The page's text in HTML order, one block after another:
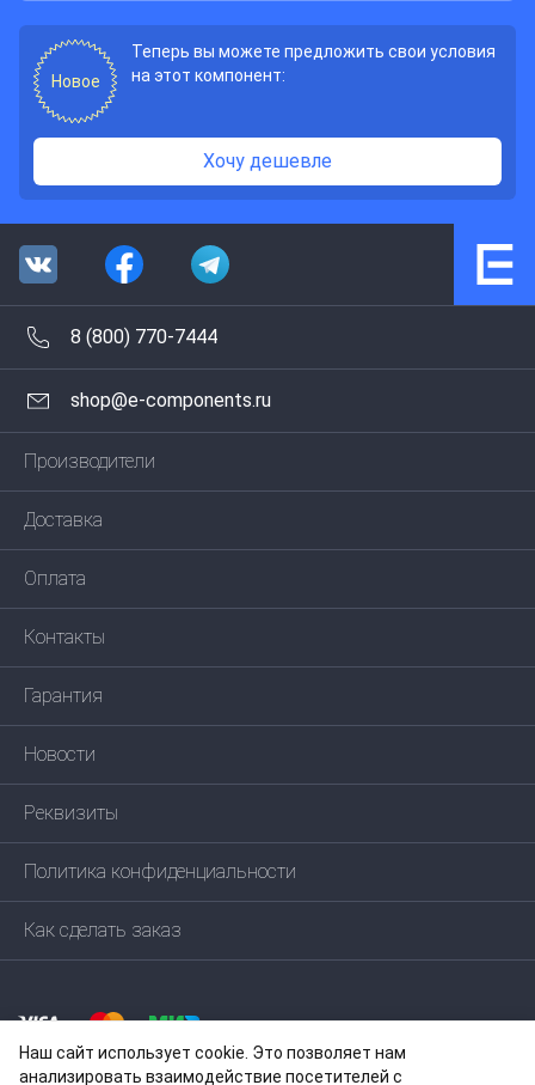
Наш сайт использует cookie. Это позволяет нам
анализировать взаимодействие посетителей с
Новое
Теперь вы можете предложить свои условия
на этот компонент:
Хочу дешевле
8 (800) 770-7444
shop@e-components.ru
Производители
Доставка
Оплата
Контакты
Гарантия
Новости
Реквизиты
Политика конфиденциальности
Как сделать заказ